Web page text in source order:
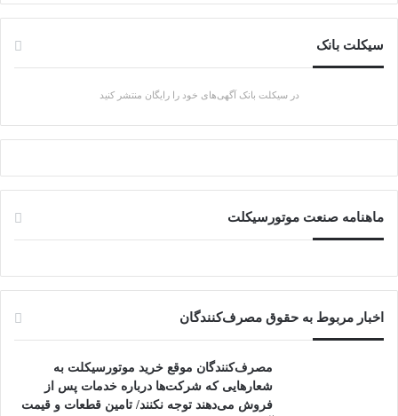
سیکلت بانک
در سیکلت بانک آگهی‌های خود را رایگان منتشر کنید
ماهنامه صنعت موتورسیکلت
اخبار مربوط به حقوق مصرف‌کنندگان
مصرف‌کنندگان موقع خرید موتورسیکلت به
شعارهایی که شرکت‌ها درباره خدمات پس از
فروش می‌دهند توجه نکنند/ تامین قطعات و قیمت